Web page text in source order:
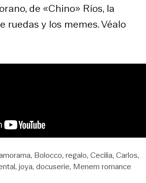
de «Chino» Ríos, la
ruedas y los memes. Véalo
Bolocco regalo Cecilia Carlos
joya docuserie Menem romance